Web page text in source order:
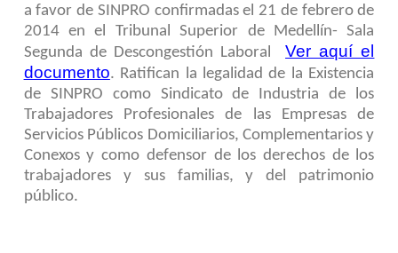
a favor de SINPRO confirmadas el 21 de febrero de
2014 en el Tribunal Superior de Medellín- Sala
Segunda de Descongestión LaboralVer aquí el
documento. Ratifican la legalidad de la Existencia
de SINPRO como Sindicato de Industria de los
Trabajadores Profesionales de las Empresas de
Servicios Públicos Domiciliarios, Complementarios y
Conexos y como defensor de los derechos de los
trabajadores y sus familias, y del patrimonio
público.